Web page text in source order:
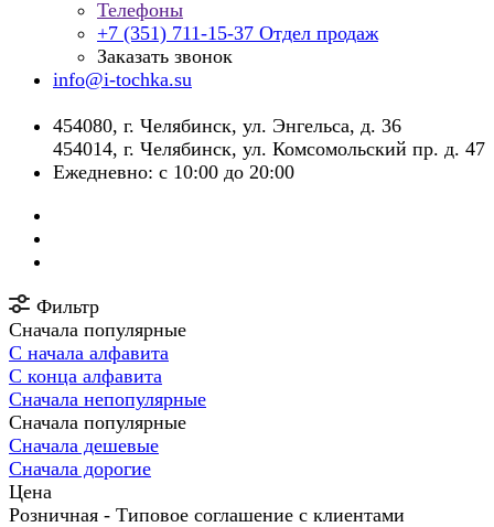
Телефоны
+7 (351) 711-15-37 Отдел продаж
Заказать звонок
info@i-tochka.su
​454080, г. Челябинск, ул. Энгельса, д. 36
454014, г. Челябинск, ул. Комсомольский пр. д. 47
Ежедневно: с 10:00 до 20:00
Фильтр
Сначала популярные
С начала алфавита
С конца алфавита
Сначала непопулярные
Сначала популярные
Сначала дешевые
Сначала дорогие
Цена
Розничная - Типовое соглашение с клиентами